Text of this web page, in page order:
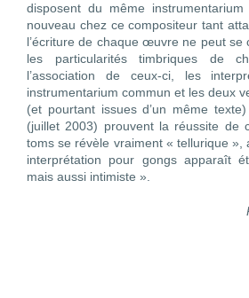
disposent du même
nouveau chez ce compositeur tant
l’écriture de chaque œuvre ne peut se
les particularités timbriques de
l’association de ceux-ci, les
instrumentarium commun et les deux
(et pourtant issues d’un même
(juillet 2003) prouvent la réussite de
toms se révèle vraiment « tellurique »,
interprétation pour gongs apparaît
mais aussi intimiste ».